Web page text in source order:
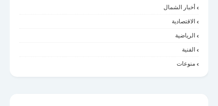
أخبار الشمال
الاقتصادية
الرياضية
الفنية
منوعات